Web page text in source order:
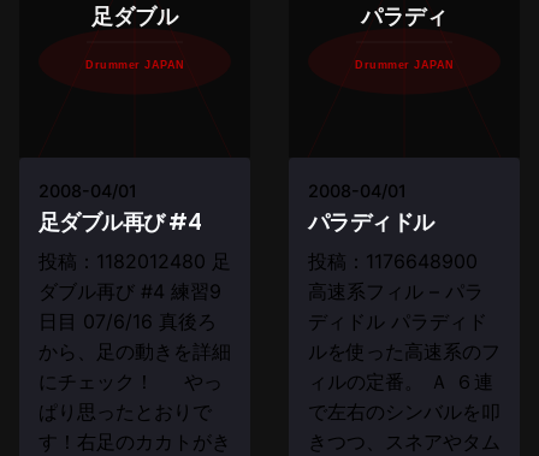
足ダブル
Drummer JAPAN
2008-04/01
足ダブル再び #4
投稿：1182012480 足
ダブル再び #4 練習9
日目 07/6/16 真後ろ
から、足の動きを詳細
にチェック！ やっ
ぱり思ったとおりで
す！右足のカカトがき
パラディ
Drummer JAPAN
2008-04/01
パラディドル
投稿：1176648900
高速系フィル – パラ
ディドル パラディド
ルを使った高速系のフ
ィルの定番。 Ａ ６連
で左右のシンバルを叩
きつつ、スネアやタム